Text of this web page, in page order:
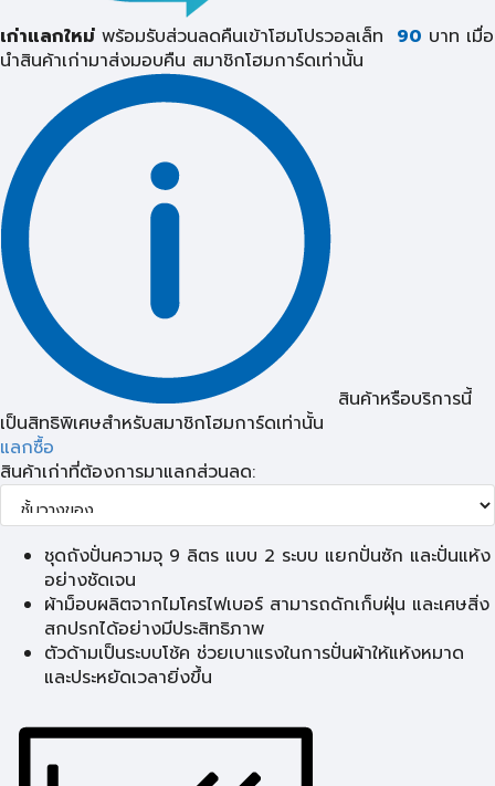
เก่าแลกใหม่ พร้อมรับส่วนลดคืนเข้าโฮมโปรวอลเล็ท 90 บาท เมื่อ
นำสินค้าเก่ามาส่งมอบคืน สมาชิกโฮมการ์ดเท่านั้น
สินค้าหรือบริการนี้
เป็นสิทธิพิเศษสำหรับสมาชิกโฮมการ์ดเท่านั้น
แลกซื้อ
สินค้าเก่าที่ต้องการมาแลกส่วนลด:
ชุดถังปั่นความจุ 9 ลิตร แบบ 2 ระบบ แยกปั่นซัก และปั่นแห้ง
อย่างชัดเจน
ผ้าม็อบผลิตจากไมโครไฟเบอร์ สามารถดักเก็บฝุ่น และเศษสิ่ง
สกปรกได้อย่างมีประสิทธิภาพ
ตัวด้ามเป็นระบบโช้ค ช่วยเบาแรงในการปั่นผ้าให้แห้งหมาด
และประหยัดเวลายิ่งขึ้น